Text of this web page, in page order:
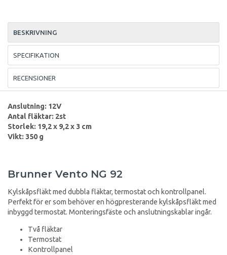
BESKRIVNING
SPECIFIKATION
RECENSIONER
Anslutning: 12V
Antal fläktar: 2st
Storlek: 19,2 x 9,2 x 3 cm
Vikt: 350 g
Brunner Vento NG 92
Kylskåpsfläkt med dubbla fläktar, termostat och kontrollpanel.
Perfekt för er som behöver en högpresterande kylskåpsfläkt med
inbyggd termostat. Monteringsfäste och anslutningskablar ingår.
Två fläktar
Termostat
Kontrollpanel